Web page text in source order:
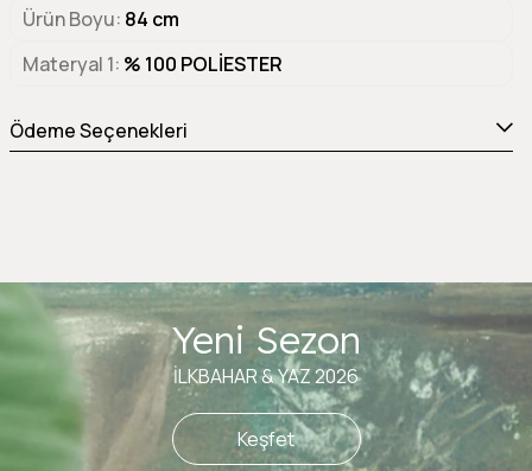
Ürün Boyu 84 cm
Materyal 1 % 100 POLİESTER
Ödeme Seçenekleri
Yeni Sezon
İLKBAHAR & YAZ 2026
Keşfet